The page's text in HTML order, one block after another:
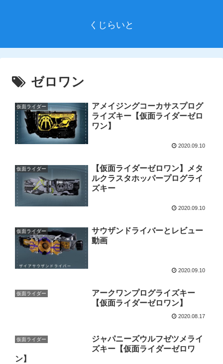
くじらいと
ゼロワン
仮面ライダー
アメイジングコーカサスプログ
ライズキー【仮面ライダーゼロ
ワン】
2020.09.10
仮面ライダー
【仮面ライダーゼロワン】メタ
ルクラスタホッパープログライ
ズキー
2020.09.10
仮面ライダー
サウザンドライバーとレビュー
動画
2020.09.10
仮面ライダー
アークワンプログライズキー
【仮面ライダーゼロワン】
2020.08.17
仮面ライダー
ジャパニーズウルフゼツメライ
ズキー【仮面ライダーゼロワ
ン】